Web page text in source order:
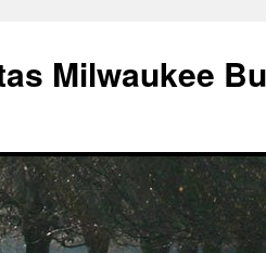
Milwaukee